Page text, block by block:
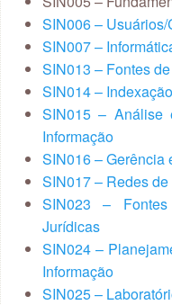
SIN006 –
SIN007 –
SIN013 – Fontes
SIN014 –
SIN015 – Análise
Informação
SIN016 – Gerência
SIN017 – Redes
SIN023 –
Jurídicas
SIN024 –
Informação
SIN025 –